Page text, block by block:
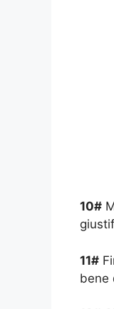
10#
11#
bene